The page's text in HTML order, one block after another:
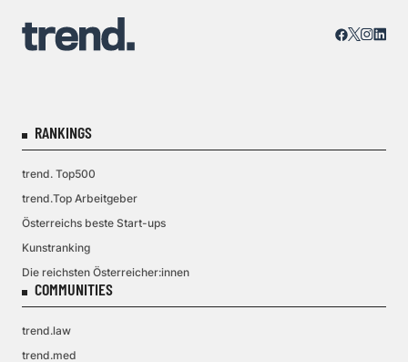
RANKINGS
trend. Top500
trend.Top Arbeitgeber
Österreichs beste Start-ups
Kunstranking
Die reichsten Österreicher:innen
COMMUNITIES
trend.law
trend.med